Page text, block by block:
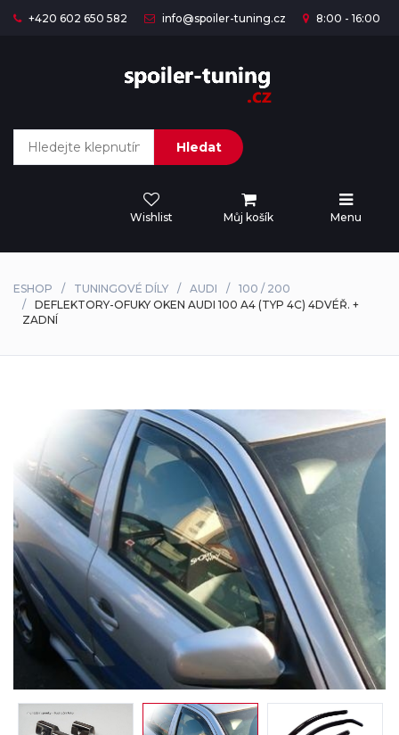
+420 602 650 582 info@spoiler-tuning.cz 8:00 - 16:00
Hledat
Wishlist Můj košík Menu
ESHOP TUNINGOVÉ DÍLY AUDI
100 / 200
DEFLEKTORY-OFUKY OKEN AUDI 100 A4 (TYP 4C) 4DVÉŘ. +
ZADNÍ